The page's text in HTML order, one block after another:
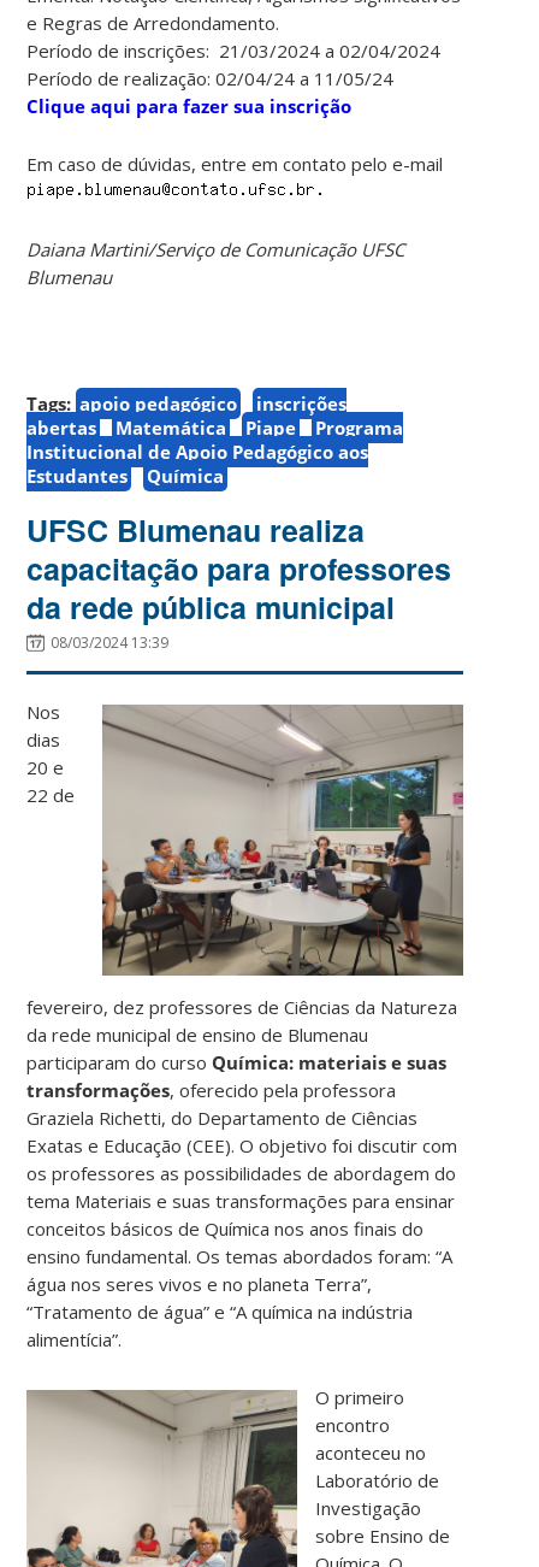
e Regras de Arredondamento.
Período de inscrições: 21/03/2024 a 02/04/2024
Período de realização: 02/04/24 a 11/05/24
Clique aqui para fazer sua inscrição
Em caso de dúvidas, entre em contato pelo e-mail
Daiana Martini/Serviço de Comunicação UFSC
Blumenau
Tags: apoio pedagógico
inscrições
abertas
Matemática Piape
Programa
Institucional de Apoio Pedagógico aos
Estudantes
Química
UFSC Blumenau realiza
capacitação para professores
da rede pública municipal
08/03/2024 13:39
Nos
dias
20 e
22 de
fevereiro, dez professores de Ciências da Natureza
da rede municipal de ensino de Blumenau
participaram do curso Química: materiais e suas
transformações, oferecido pela professora
Graziela Richetti, do Departamento de Ciências
Exatas e Educação (CEE). O objetivo foi discutir com
os professores as possibilidades de abordagem do
tema Materiais e suas transformações para ensinar
conceitos básicos de Química nos anos finais do
ensino fundamental. Os temas abordados foram: “A
água nos seres vivos e no planeta Terra”,
“Tratamento de água” e “A química na indústria
alimentícia”.
O primeiro
encontro
aconteceu no
Laboratório de
Investigação
sobre Ensino de